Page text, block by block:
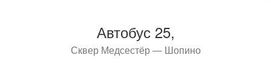
Автобус 25,
Сквер Медсестёр — Шопино